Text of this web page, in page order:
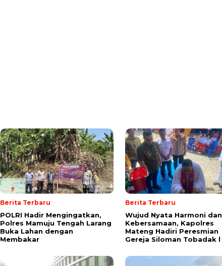
Berita Terbaru
POLRI Hadir Mengingatkan,
Polres Mamuju Tengah Larang
Buka Lahan dengan
Membakar
Berita Terbaru
Wujud Nyata Harmoni dan
Kebersamaan, Kapolres
Mateng Hadiri Peresmian
Gereja Siloman Tobadak l